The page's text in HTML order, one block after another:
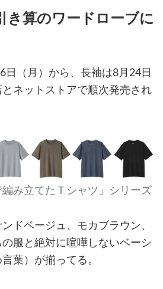
き算のワードローブに
日（月）から、長袖は8月24日
とネットストアで順次発売され
編み立てたＴシャツ」シリーズ
ドベージュ、モカブラウン、
服と絶対に喧嘩しないベーシ
葉）が揃ってる。